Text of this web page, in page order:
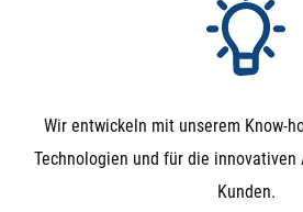
Wir entwickeln mit unserem Know-
Technologien und für die innovativen
Kunden.